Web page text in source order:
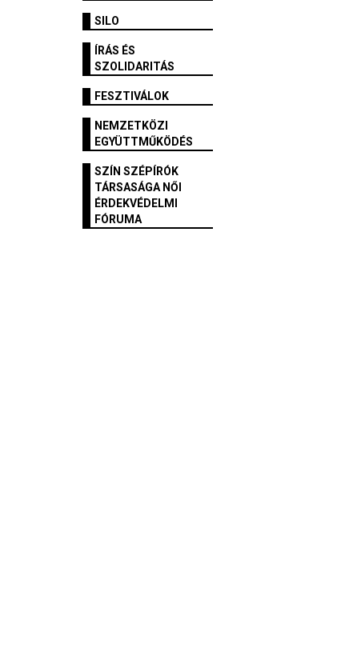
SILO
ÍRÁS ÉS
SZOLIDARITÁS
FESZTIVÁLOK
NEMZETKÖZI
EGYÜTTMŰKÖDÉS
SZÍN SZÉPÍRÓK
TÁRSASÁGA NŐI
ÉRDEKVÉDELMI
FÓRUMA